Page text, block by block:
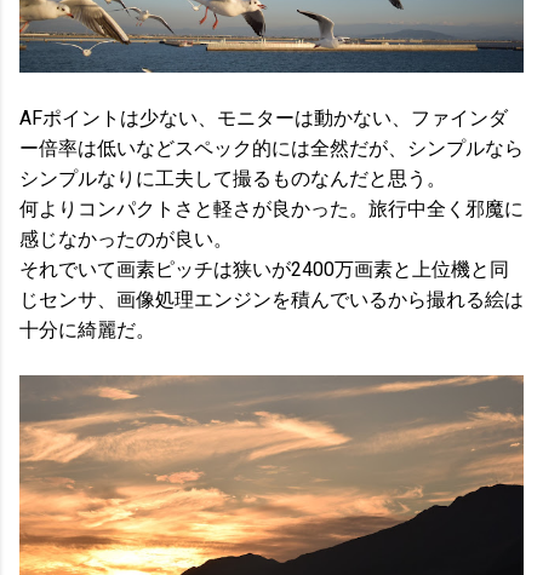
AFポイントは少ない、モニターは動かない、ファインダ
ー倍率は低いなどスペック的には全然だが、シンプルなら
シンプルなりに工夫して撮るものなんだと思う。
何よりコンパクトさと軽さが良かった。旅行中全く邪魔に
感じなかったのが良い。
それでいて画素ピッチは狭いが2400万画素と上位機と同
じセンサ、画像処理エンジンを積んでいるから撮れる絵は
十分に綺麗だ。